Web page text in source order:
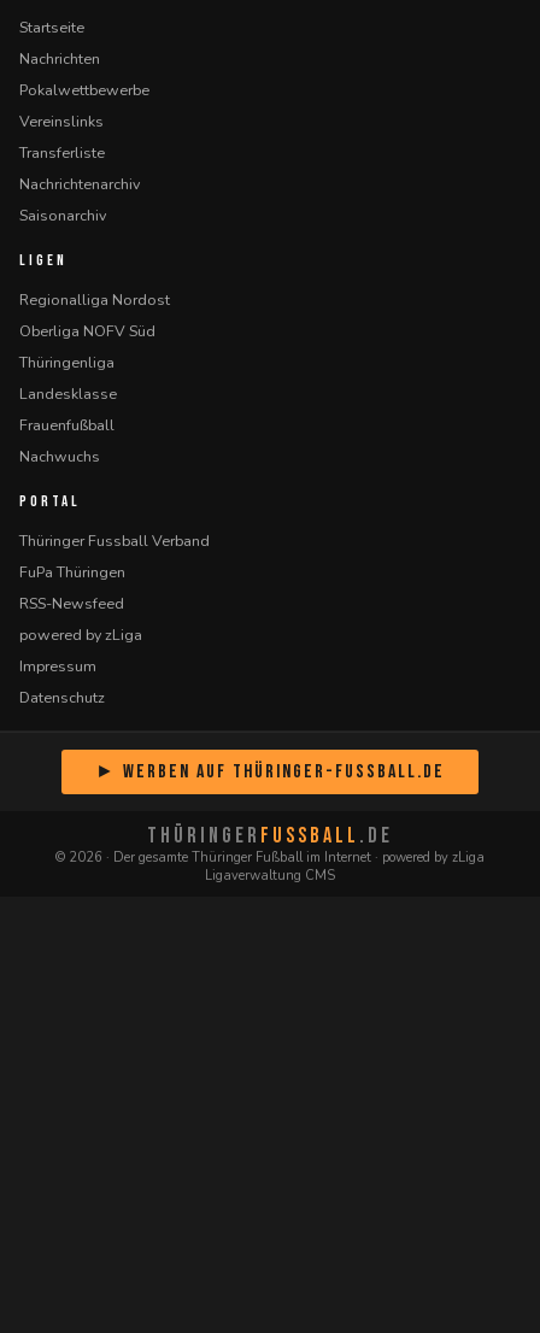
Startseite
Nachrichten
Pokalwettbewerbe
Vereinslinks
Transferliste
Nachrichtenarchiv
Saisonarchiv
LIGEN
Regionalliga Nordost
Oberliga NOFV Süd
Thüringenliga
Landesklasse
Frauenfußball
Nachwuchs
PORTAL
Thüringer Fussball Verband
FuPa Thüringen
RSS-Newsfeed
powered by zLiga
Impressum
Datenschutz
► Werben auf Thüringer-Fussball.de
THÜRINGER FUSSBALL .DE
© 2026 · Der gesamte Thüringer Fußball im Internet · powered by zLiga
Ligaverwaltung CMS